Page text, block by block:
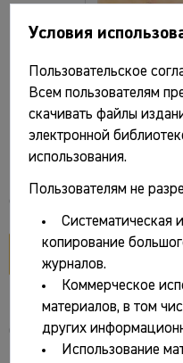
Плетнева С.А.
208 с. (Серия
Родины")
Файлы и ссылки
открыть PDF
Основные сведения
Условия
Пользовательское
Всем пользователям
скачивать файлы
электронной
использования.
Пользователям не
Систематическая
копирование
журналов.
Коммерческое
материалов, в том
других
Использование